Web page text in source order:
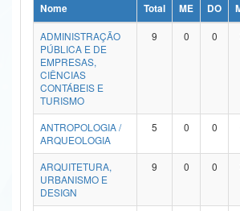
Ministério da Ciência, Tecnologia, Inovações e
Ministério do Meio Ambiente
Ministério do Turismo
Ministério do Desenvolvimento Regional
Controladoria-Geral da União
Ministério da Mulher, da Família e dos Direitos Humanos
Nome Total ME DO
ADMINISTRAÇÃO
PÚBLICA E DE
EMPRESAS,
CIÊNCIAS
CONTÁBEIS E
TURISMO
9 0 0
ANTROPOLOGIA /
ARQUEOLOGIA
5 0 0
ARQUITETURA,
URBANISMO E
DESIGN
9 0 0